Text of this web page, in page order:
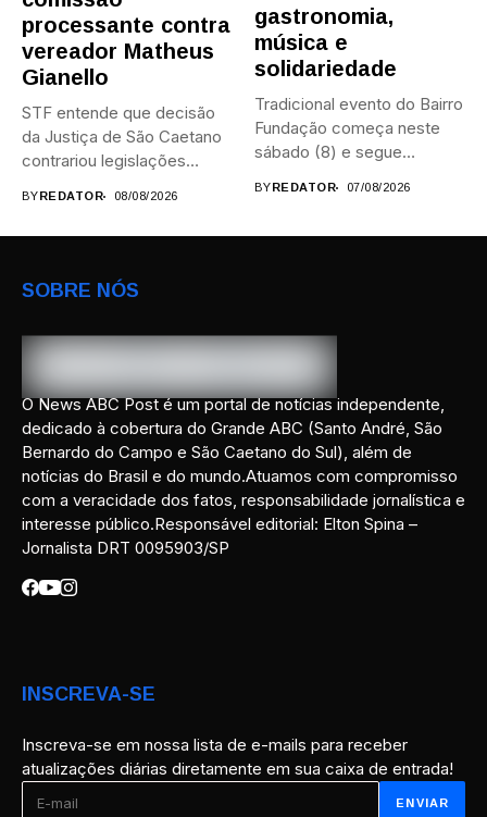
processante contra
vereador Matheus
Gianello
STF entende que decisão
da Justiça de São Caetano
contrariou legislações
BY REDATOR 08/08/2026
gastronomia,
música e
solidariedade
Tradicional evento do Bairro
Fundação começa neste
sábado (8) e segue
BY REDATOR 07/08/2026
SOBRE NÓS
O News ABC Post é um portal de notícias independente,
dedicado à cobertura do Grande ABC (Santo André, São
Bernardo do Campo e São Caetano do Sul), além de
notícias do Brasil e do mundo.Atuamos com compromisso
com a veracidade dos fatos, responsabilidade jornalística e
interesse público.Responsável editorial: Elton Spina –
Jornalista DRT 0095903/SP
INSCREVA-SE
Inscreva-se em nossa lista de e-mails para receber
atualizações diárias diretamente em sua caixa de entrada!